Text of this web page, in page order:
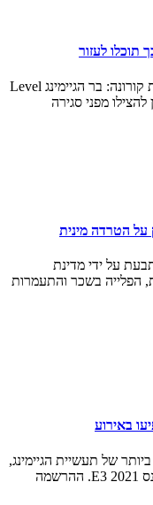
עוד קורבן פוטנציאלי של סגרים והנחיות קורונה: בר הגיימינג Level
על הטרדה מינית
על ידי מדינת
הפלייה בשכר והתעמרות
של תעשיית הגיימינג,
פורסמו רשימות המשחקים שיופיעו בכנס E3 2021. ההרשמה